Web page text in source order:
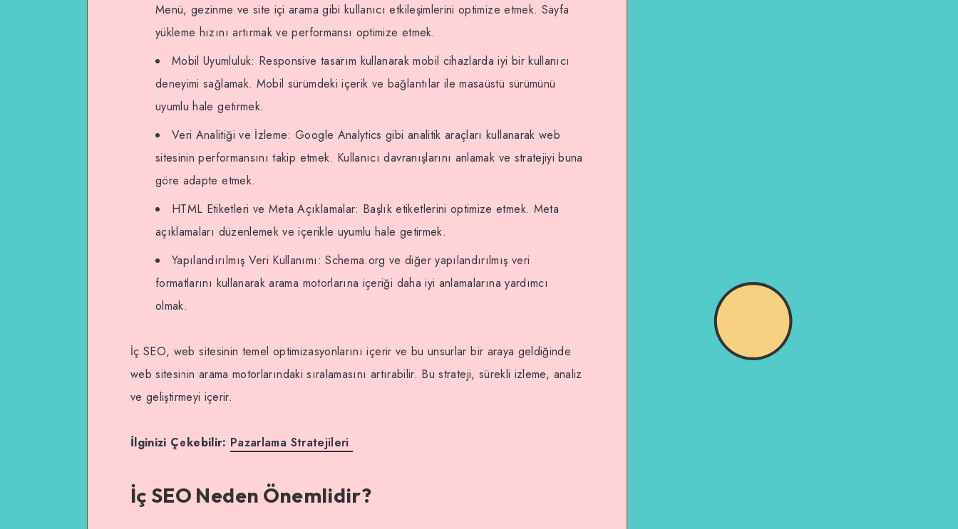
Menü, gezinme ve site içi arama gibi kullanıcı etkileşimlerini optimize etmek. Sayfa
yükleme hızını artırmak ve performansı optimize etmek.
Mobil Uyumluluk: Responsive tasarım kullanarak mobil cihazlarda iyi bir kullanıcı
deneyimi sağlamak. Mobil sürümdeki içerik ve bağlantılar ile masaüstü sürümünü
uyumlu hale getirmek.
Veri Analitiği ve İzleme: Google Analytics gibi analitik araçları kullanarak web
sitesinin performansını takip etmek. Kullanıcı davranışlarını anlamak ve stratejiyi buna
göre adapte etmek.
HTML Etiketleri ve Meta Açıklamalar: Başlık etiketlerini optimize etmek. Meta
açıklamaları düzenlemek ve içerikle uyumlu hale getirmek.
Yapılandırılmış Veri Kullanımı: Schema.org ve diğer yapılandırılmış veri
formatlarını kullanarak arama motorlarına içeriği daha iyi anlamalarına yardımcı
olmak.
İç SEO, web sitesinin temel optimizasyonlarını içerir ve bu unsurlar bir araya geldiğinde
web sitesinin arama motorlarındaki sıralamasını artırabilir. Bu strateji, sürekli izleme, analiz
ve geliştirmeyi içerir.
İlginizi Çekebilir: Pazarlama Stratejileri
İç SEO Neden Önemlidir?